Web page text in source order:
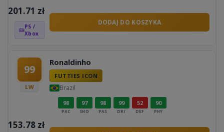
201.71 zł
PS /
Xbox
DODAJ DO KOSZYKA
99
LW
Ronaldinho
FUTTIES ICON
Brazil
98
PAC
97
SHO
98
PAS
99
DRI
52
DEF
90
PHY
153.78 zł